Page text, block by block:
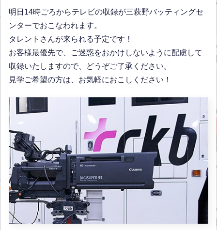
明日14時ごろからテレビの収録が三萩野バッティングセ
ンターでおこなわれます。
タレントさんが来られる予定です！
お客様最優先で、ご迷惑をおかけしないように配慮して
収録いたしますので、どうぞご了承ください。
見学ご希望の方は、お気軽におこしください！